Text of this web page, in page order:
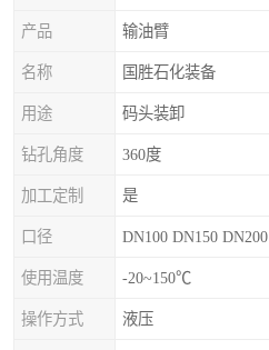
产品 输油臂
名称 国胜石化装备
用途 码头装卸
钻孔角度 360度
加工定制 是
口径 DN100 DN150 DN200
使用温度 -20~150℃
操作方式 液压